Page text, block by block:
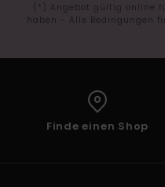
(*) Angebot gültig online
haben - Alle Bedingungen
Finde einen Shop